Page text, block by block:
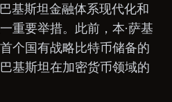
基斯坦金融体系现代化和
重要举措。此前，本·萨基
个国有战略比特币储备的
基斯坦在加密货币领域的